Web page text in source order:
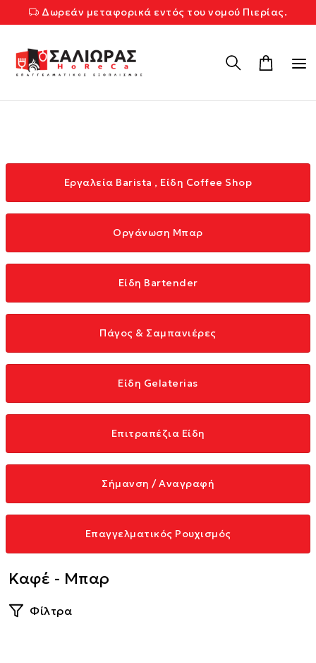
Δωρεάν μεταφορικά εντός του νομού Πιερίας.
Εργαλεία Barista , Είδη Coffee Shop
Οργάνωση Μπαρ
Είδη Bartender
Πάγος & Σαμπανιέρες
Είδη Gelaterias
Επιτραπέζια Είδη
Σήμανση / Αναγραφή
Επαγγελματικός Ρουχισμός
Καφέ - Μπαρ
Φίλτρα